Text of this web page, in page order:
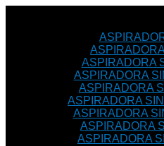
ASPIRADORA
ASPIRADORA
ASPIRADORA
ASPIRADORA
ASPIRADORA
ASPIRADORA
ASPIRADORA